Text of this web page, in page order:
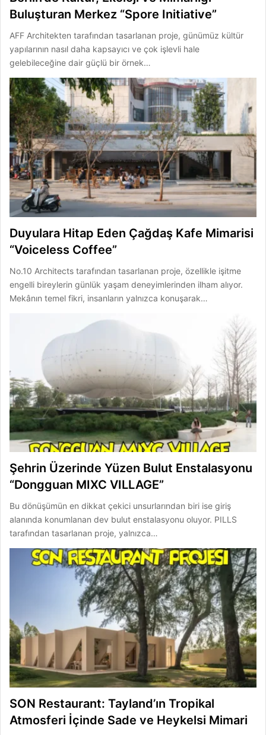
Buluşturan Merkez “Spore Initiative”
AFF Architekten tarafından tasarlanan proje, günümüz kültür
yapılarının nasıl daha kapsayıcı ve çok işlevli hale
gelebileceğine dair güçlü bir örnek…
Duyulara Hitap Eden Çağdaş Kafe Mimarisi
“Voiceless Coffee”
No.10 Architects tarafından tasarlanan proje, özellikle işitme
engelli bireylerin günlük yaşam deneyimlerinden ilham alıyor.
Mekânın temel fikri, insanların yalnızca konuşarak…
Şehrin Üzerinde Yüzen Bulut Enstalasyonu
“Dongguan MIXC VILLAGE”
Bu dönüşümün en dikkat çekici unsurlarından biri ise giriş
alanında konumlanan dev bulut enstalasyonu oluyor. PILLS
tarafından tasarlanan proje, yalnızca…
SON Restaurant: Tayland’ın Tropikal
Atmosferi İçinde Sade ve Heykelsi Mimari